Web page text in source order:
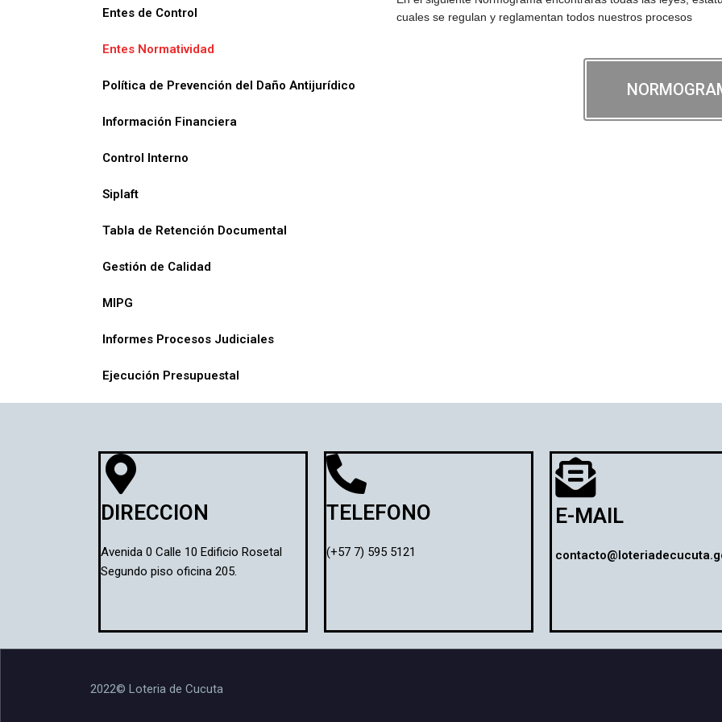
Entes de Control
Entes Normatividad
Política de Prevención del Daño Antijurídico
Información Financiera
Control Interno
Siplaft
Tabla de Retención Documental
Gestión de Calidad
MIPG
Informes Procesos Judiciales
Ejecución Presupuestal
cuales se regulan y reglamentan todos nuestros procesos
DIRECCION
Avenida 0 Calle 10 Edificio Rosetal
Segundo piso oficina 205.
TELEFONO
(+57 7) 595 5121
E-MAIL
2022© Loteria de Cucuta